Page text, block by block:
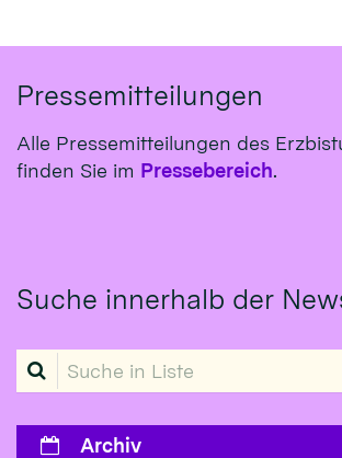
Pressemitteilungen
Alle Pressemitteilungen des
finden Sie im Pressebereich.
Suche innerhalb der
Suche in Liste
Archiv